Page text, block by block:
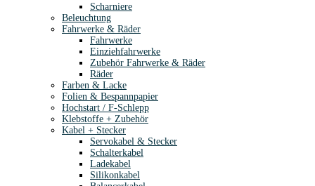
Scharniere
Beleuchtung
Fahrwerke & Räder
Fahrwerke
Einziehfahrwerke
Zubehör Fahrwerke & Räder
Räder
Farben & Lacke
Folien & Bespannpapier
Hochstart / F-Schlepp
Klebstoffe + Zubehör
Kabel + Stecker
Servokabel & Stecker
Schalterkabel
Ladekabel
Silikonkabel